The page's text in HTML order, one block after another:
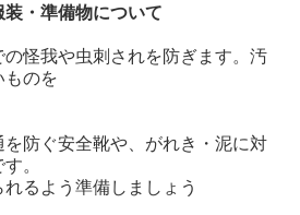
・準備物について
怪我や虫刺されを防ぎます。汚
ものを
防ぐ安全靴や、がれき・泥に対
。
るよう準備しましょう